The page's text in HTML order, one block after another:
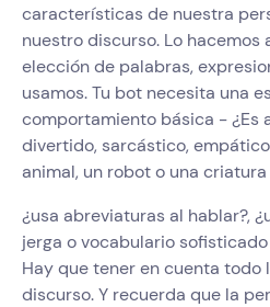
características de nuestra
nuestro discurso. Lo hacemos
elección de palabras,
usamos. Tu bot necesita una
comportamiento básica - ¿Es
divertido, sarcástico,
animal, un robot o una
¿usa abreviaturas al hablar?,
jerga o vocabulario
Hay que tener en cuenta todo
discurso. Y recuerda que la